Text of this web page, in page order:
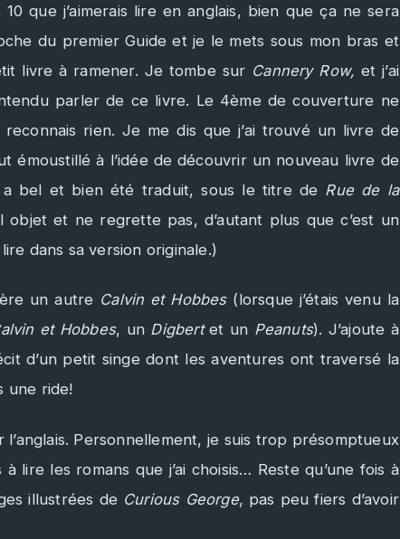
que j’aimerais lire en anglais, bien que ça ne sera
du premier Guide et je le mets sous mon bras et
livre à ramener. Je tombe sur Cannery Row, et j’ai
parler de ce livre. Le 4ème de couverture ne
rien. Je me dis que j’ai trouvé un livre de
émoustillé à l’idée de découvrir un nouveau livre de
bel et bien été traduit, sous le titre de Rue de la
et ne regrette pas, d’autant plus que c’est un
dans sa version originale.)
un autre Calvin et Hobbes(lorsque j’étais venu la
et Hobbes, un Digbertet un Peanuts). J’ajoute à
d’un petit singe dont les aventures ont traversé la
une ride!
Personnellement, je suis trop présomptueux
lire les romans que j’ai choisis… Reste qu’une fois à
illustrées de Curious George, pas peu fiers d’avoir